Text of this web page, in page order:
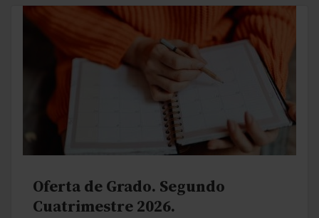
Oferta de Grado. Segundo
Cuatrimestre 2026.